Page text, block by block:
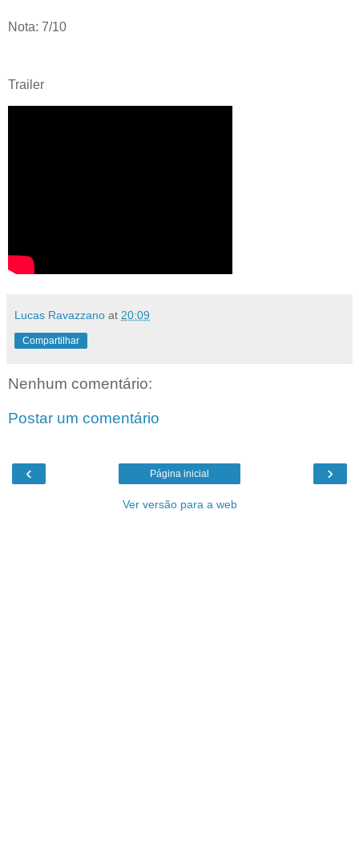
Nota: 7/10
Trailer
Lucas Ravazzano at 20:09
Compartilhar
Nenhum comentário:
Postar um comentário
‹ ›
Página inicial
Ver versão para a web